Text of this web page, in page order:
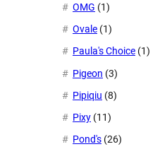
OMG (1)
Ovale (1)
Paula's Choice (1)
Pigeon (3)
Pipiqiu (8)
Pixy (11)
Pond's (26)